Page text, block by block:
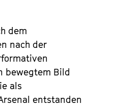
dem
nach der
bewegtem Bild
als
entstanden